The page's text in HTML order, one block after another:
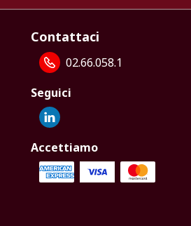
Contattaci
02.66.058.1
Seguici
Accettiamo